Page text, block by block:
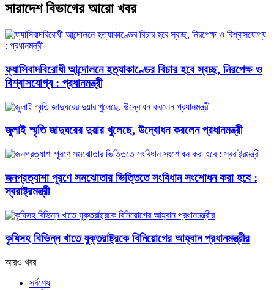
সারাদেশ বিভাগের আরো খবর
ফ্যাসিবাদবিরোধী আন্দোলনে হত্যাকাণ্ডের বিচার হবে স্বচ্ছ, নিরপেক্ষ ও
বিশ্বাসযোগ্য : প্রধানমন্ত্রী
জুলাই স্মৃতি জাদুঘরের দুয়ার খুলেছে, উদ্বোধন করলেন প্রধানমন্ত্রী
জনপ্রত্যাশা পূরণে সমঝোতার ভিত্তিতে সংবিধান সংশোধন করা হবে :
স্বরাষ্ট্রমন্ত্রী
কৃষিসহ বিভিন্ন খাতে যুক্তরাষ্ট্রকে বিনিয়োগের আহ্বান প্রধানমন্ত্রীর
আরও খবর
সর্বশেষ